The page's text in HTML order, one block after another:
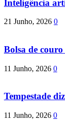
Inteligência
21 Junho, 2026 0
Bolsa de
11 Junho, 2026 0
Tempestade
11 Junho, 2026 0